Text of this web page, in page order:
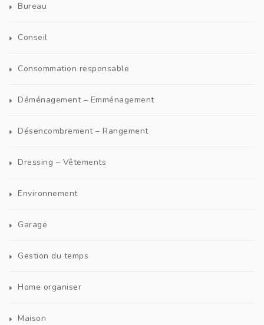
Bureau
Conseil
Consommation responsable
Déménagement – Emménagement
Désencombrement – Rangement
Dressing – Vêtements
Environnement
Garage
Gestion du temps
Home organiser
Maison